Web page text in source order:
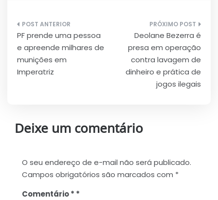
Navegação
de
Post
PF prende uma pessoa
e apreende milhares de
munições em
Imperatriz
Deolane Bezerra é
presa em operação
contra lavagem de
dinheiro e prática de
jogos ilegais
Deixe um comentário
O seu endereço de e-mail não será publicado.
Campos obrigatórios são marcados com *
Comentário*